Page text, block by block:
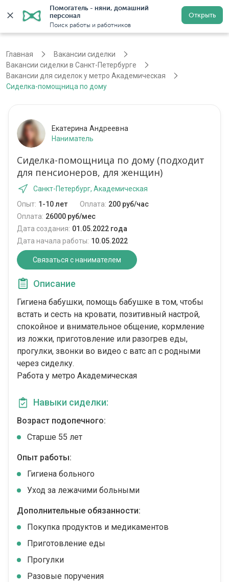
Помогатель - няни, домашний
персонал
Поиск работы и работников
Открыть
Санкт-Петербург Регистрация
Главная
Вакансии сиделки
Вакансии сиделки в Санкт-Петербурге
Вакансии для сиделок у метро Академическая
Сиделка-помощница по дому
Екатерина Андреевна
Наниматель
Сиделка-помощница по дому (подходит
для пенсионеров, для женщин)
Санкт-Петербург, Академическая
Опыт: 1-10 лет Оплата: 200 руб/час
Оплата: 26000 руб/мес
Дата создания: 01.05.2022 года
Дата начала работы: 10.05.2022
Связаться с нанимателем
Описание
Гигиена бабушки, помощь бабушке в том, чтобы
встать и сесть на кровати, позитивный настрой,
спокойное и внимательное общение, кормление
из ложки, приготовление или разогрев еды,
прогулки, звонки во видео с ватс ап с родными
через сиделку.
Работа у метро Академическая
Навыки сиделки:
Возраст подопечного:
Cтарше 55 лет
Опыт работы:
Гигиена больного
Уход за лежачими больными
Дополнительные обязанности:
Покупка продуктов и медикаментов
Приготовление еды
Прогулки
Разовые поручения